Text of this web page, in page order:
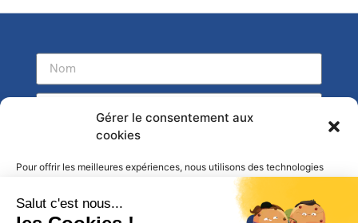
Gérer le consentement aux
cookies
Pour offrir les meilleures expériences, nous utilisons des technologies
telles que les cookies pour stocker et/ou accéder aux informations des
appareils. Le fait de consentir à ces technologies nous permettra de
traiter des données telles que le comportement de navigation ou les ID